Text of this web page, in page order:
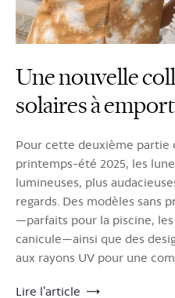
Une nouvelle
solaires à
Pour cette deuxième partie
printemps-été 2025, les
lumineuses, plus
regards. Des modèles sans
—parfaits pour la piscine,
canicule—ainsi que des
aux rayons UV pour une
Lire l’article